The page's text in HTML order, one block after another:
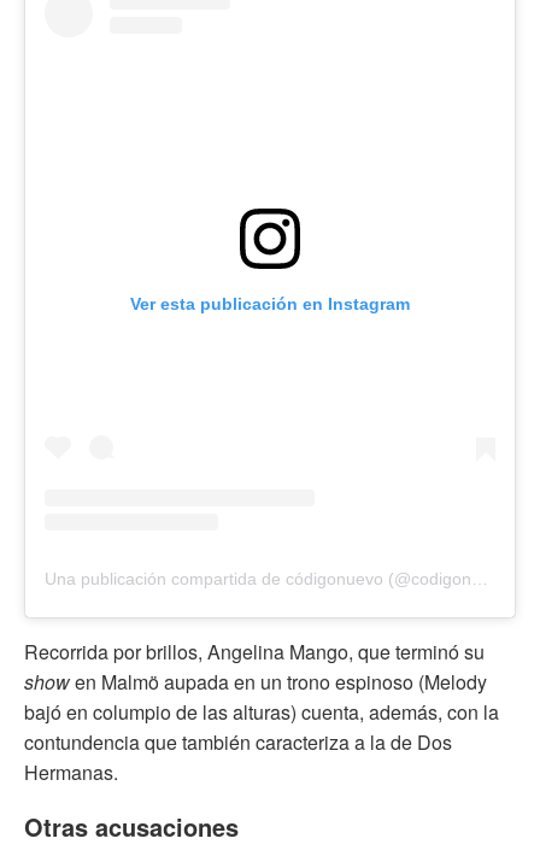
Ver esta publicación en Instagram
Recorrida por brillos, Angelina Mango, que terminó su
showen Malmö aupada en un trono espinoso (Melody
bajó en columpio de las alturas) cuenta, además, con la
contundencia que también caracteriza a la de Dos
Hermanas.
Otras acusaciones